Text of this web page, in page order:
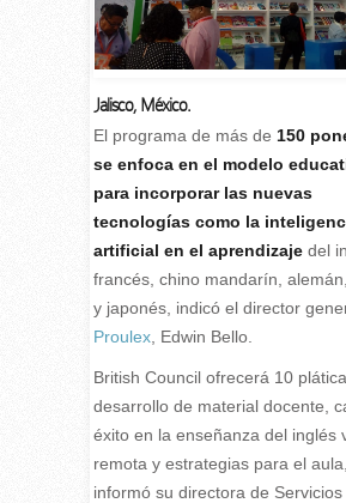
Jalisco, México.
El programa de más de 150
se enfoca en el modelo
para incorporar las nuevas
tecnologías como la
artificial en el aprendizaje del
francés, chino mandarín,
y japonés, indicó el director
Proulex, Edwin Bello.
British Council ofrecerá 10
desarrollo de material docente,
éxito en la enseñanza del inglés
remota y estrategias para el aula,
informó su directora de Servicios